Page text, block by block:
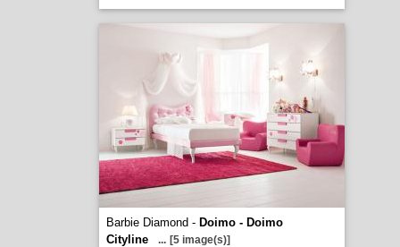
Barbie Diamond - Doimo - Doimo
Cityline
... [5 image(s)]